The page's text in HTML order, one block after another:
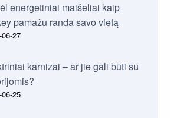
energetiniai maišeliai kaip
pamažu randa savo vietą
27
karnizai – ar jie gali būti su
25